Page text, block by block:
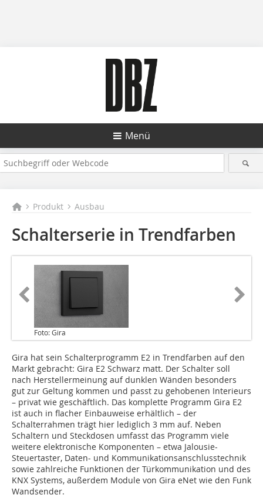
Menü
Produkt Ausbau
Schalterserie in Trendfarben
Foto: Gira
Gira hat sein Schalterprogramm E2 in Trendfarben auf den
Markt gebracht: Gira E2 Schwarz matt. Der Schalter soll
nach Herstellermeinung auf dunklen Wänden besonders
gut zur Geltung kommen und passt zu gehobenen Interieurs
– privat wie geschäftlich. Das komplette Programm Gira E2
ist auch in flacher Einbauweise erhältlich – der
Schalterrahmen trägt hier lediglich 3 mm auf. Neben
Schaltern und Steckdosen umfasst das Programm viele
weitere elektronische Komponenten – etwa Jalousie-
Steuertaster, Daten- und Kommunikationsanschlusstechnik
sowie zahlreiche Funktionen der Türkommunikation und des
KNX Systems, außerdem Module von Gira eNet wie den Funk
Wandsender.